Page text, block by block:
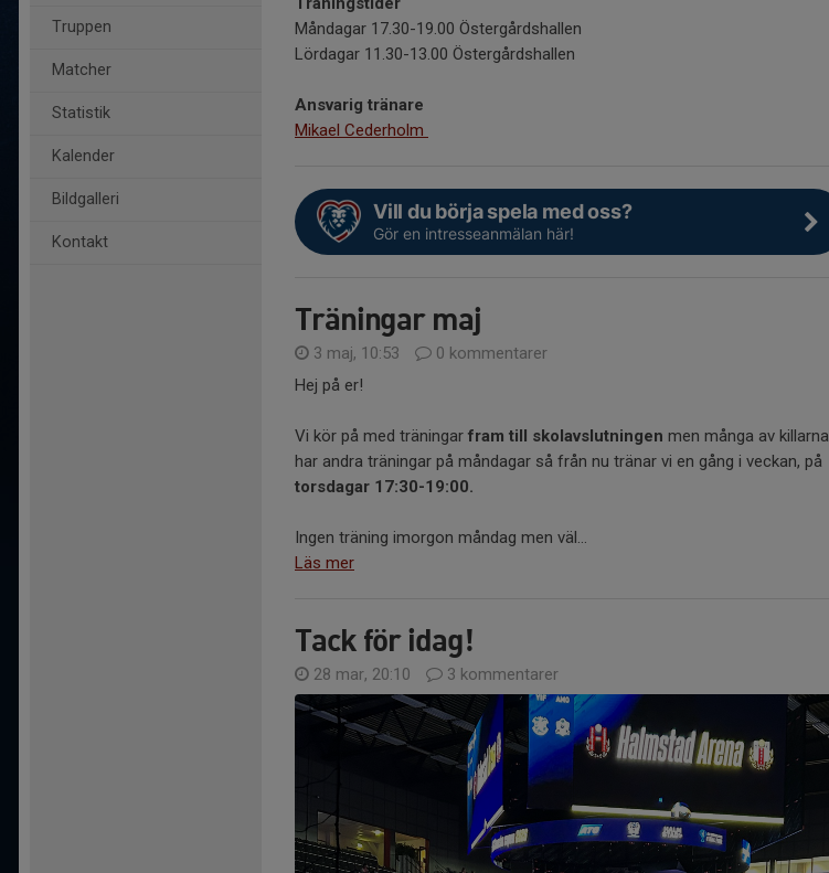
Truppen
Matcher
Statistik
Kalender
Bildgalleri
Kontakt
Måndagar 17.30-19.00 Östergårdshallen
Lördagar 11.30-13.00 Östergårdshallen
Ansvarig tränare
Mikael Cederholm
Vill du börja spela med oss?
Gör en intresseanmälan här!
Träningar maj
3 maj, 10:53
0 kommentarer
Hej på er!
Vi kör på med träningar fram till skolavslutningen men många av killarna
har andra träningar på måndagar så från nu tränar vi en gång i veckan, på
torsdagar 17:30-19:00.
Ingen träning imorgon måndag men väl...
Läs mer
Tack för idag!
28 mar, 20:10 3 kommentarer